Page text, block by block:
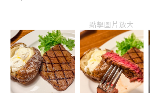
點擊圖片放大